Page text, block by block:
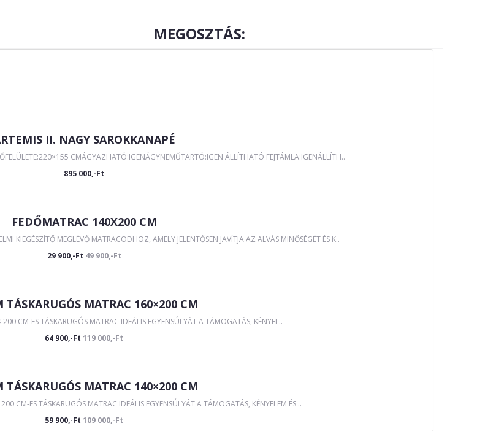
MEGOSZTÁS:
II. NAGY SAROKKANAPÉ
CMÁGYAZHATÓ:IGENÁGYNEMŰTARTÓ:IGEN ÁLLÍTHATÓ FEJTÁMLA:IGENÁLLÍTH..
895 000,-Ft
FEDŐMATRAC 140X200 CM
KIEGÉSZÍTŐ MEGLÉVŐ MATRACODHOZ, AMELY JELENTŐSEN JAVÍTJA AZ ALVÁS MINŐSÉGÉT ÉS K..
29 900,-Ft 49 900,-Ft
TÁSKARUGÓS MATRAC 160×200 CM
CM-ES TÁSKARUGÓS MATRAC IDEÁLIS EGYENSÚLYÁT A TÁMOGATÁS, KÉNYEL..
64 900,-Ft 119 000,-Ft
TÁSKARUGÓS MATRAC 140×200 CM
CM-ES TÁSKARUGÓS MATRAC IDEÁLIS EGYENSÚLYÁT A TÁMOGATÁS, KÉNYELEM ÉS ..
59 900,-Ft 109 000,-Ft